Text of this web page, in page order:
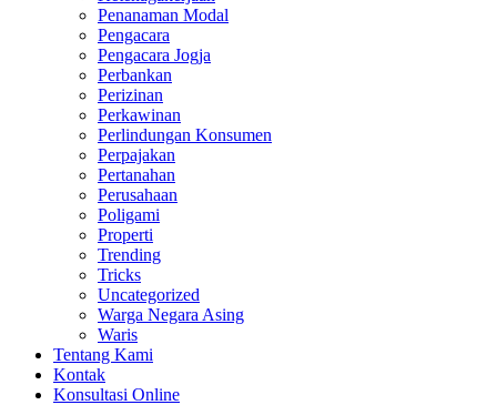
Penanaman Modal
Pengacara
Pengacara Jogja
Perbankan
Perizinan
Perkawinan
Perlindungan Konsumen
Perpajakan
Pertanahan
Perusahaan
Poligami
Properti
Trending
Tricks
Uncategorized
Warga Negara Asing
Waris
Tentang Kami
Kontak
Konsultasi Online